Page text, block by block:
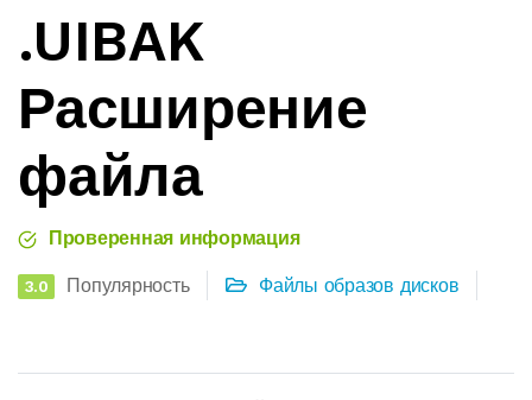
.UIBAK
Расширение
файла
Проверенная информация
3.0 Популярность Файлы образов дисков